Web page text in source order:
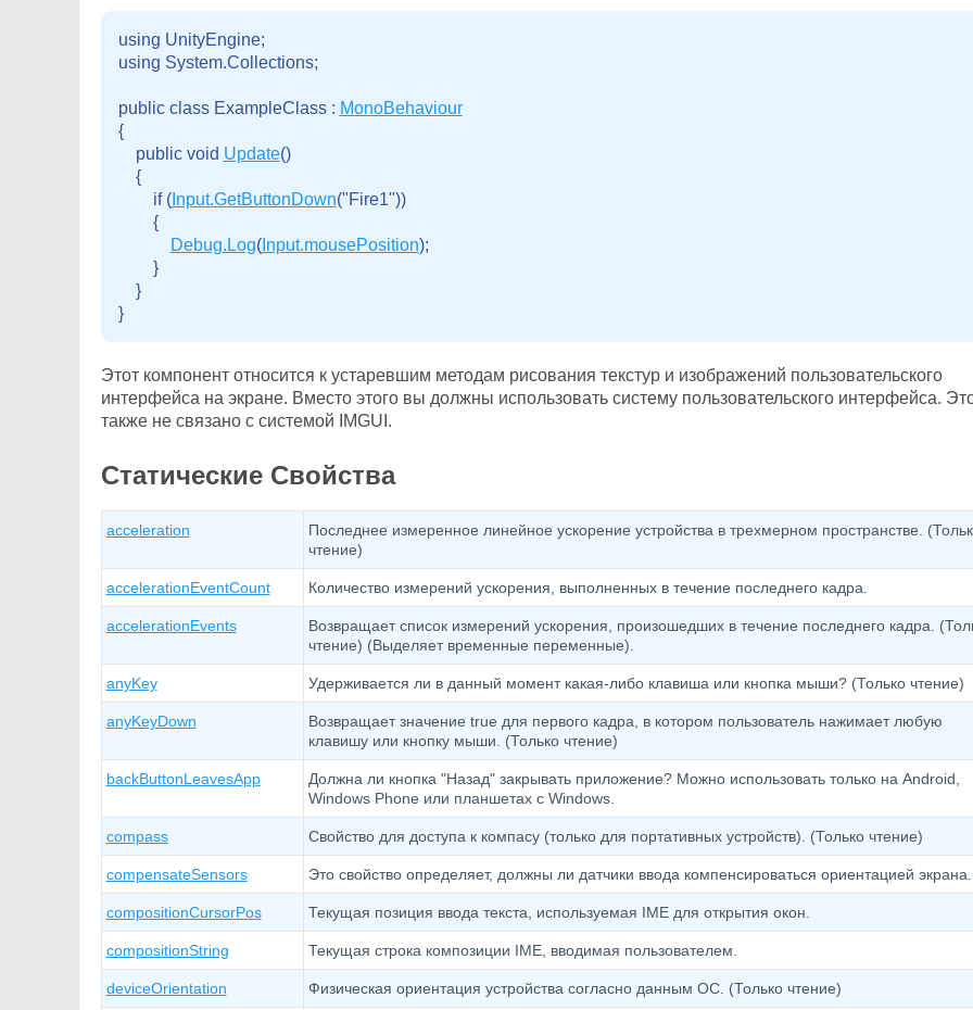
using UnityEngine;
using System.Collections;
public class ExampleClass : MonoBehaviour
{
    public void
Update()
    {
        if (
Input.GetButtonDown("Fire1"))
        {
Debug.Log(Input.mousePosition);
        }
    }
}
Этот компонент относится к устаревшим методам рисования текстур и изображений пользовательского
интерфейса на экране. Вместо этого вы должны использовать систему пользовательского интерфейса.
также не связано с системой IMGUI.
Статические Свойства
acceleration
Последнее измеренное линейное ускорение устройства в трехмерном пространстве.
чтение)
accelerationEventCount Количество измерений ускорения, выполненных в течение последнего кадра.
accelerationEvents
Возвращает список измерений ускорения, произошедших в течение последнего кадра.
чтение) (Выделяет временные переменные).
anyKey Удерживается ли в данный момент какая-либо клавиша или кнопка мыши? (Только чтение)
anyKeyDown
Возвращает значение true для первого кадра, в котором пользователь нажимает любую
клавишу или кнопку мыши. (Только чтение)
backButtonLeavesApp
Должна ли кнопка "Назад" закрывать приложение? Можно использовать только на Android,
Windows Phone или планшетах с Windows.
compass Свойство для доступа к компасу (только для портативных устройств). (Только чтение)
compensateSensors Это свойство определяет, должны ли датчики ввода компенсироваться ориентацией экрана.
compositionCursorPos Текущая позиция ввода текста, используемая IME для открытия окон.
compositionString Текущая строка композиции IME, вводимая пользователем.
deviceOrientation Физическая ориентация устройства согласно данным ОС. (Только чтение)